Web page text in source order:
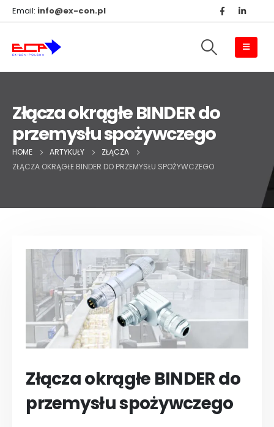
Email: info@ex-con.pl
Złącza okrągłe BINDER do
przemysłu spożywczego
HOME ARTYKUŁY
ZŁĄCZA
ZŁĄCZA OKRĄGŁE BINDER DO PRZEMYSŁU SPOŻYWCZEGO
Złącza okrągłe BINDER do
przemysłu spożywczego